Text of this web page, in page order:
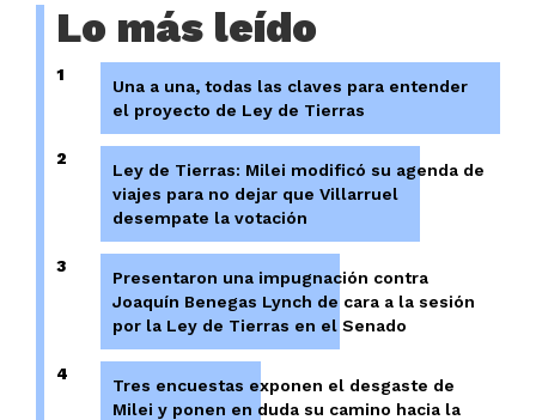
Lo más leído
1
Una a una, todas las claves para entender
el proyecto de Ley de Tierras
2
Ley de Tierras: Milei modificó su agenda de
viajes para no dejar que Villarruel
desempate la votación
3
Presentaron una impugnación contra
Joaquín Benegas Lynch de cara a la sesión
por la Ley de Tierras en el Senado
4
Tres encuestas exponen el desgaste de
Milei y ponen en duda su camino hacia la